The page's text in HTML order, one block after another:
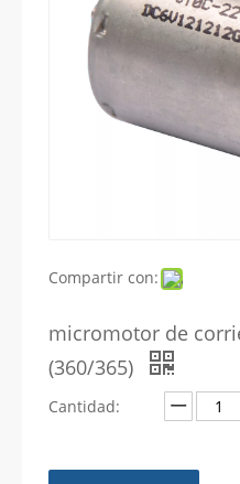
Compartir con:
micromotor de
(360/365)
Cantidad: